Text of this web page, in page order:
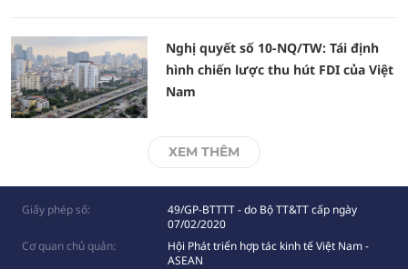
Nghị quyết số 10-NQ/TW: Tái định
hình chiến lược thu hút FDI của Việt
Nam
XEM THÊM
Giấy phép số:
49/GP-BTTTT - do Bộ TT&TT cấp ngày
07/02/2020
Cơ quan chủ quản:
Hội Phát triển hợp tác kinh tế Việt Nam -
ASEAN